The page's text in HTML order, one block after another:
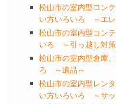
松山市の室内型コン
い方いろいろ ～エレ
松山市の室内型コン
いろ ～引っ越し対策
松山市の室内型倉庫
ろ ～遺品～
松山市の室内型レン
い方いろいろ ～サッ